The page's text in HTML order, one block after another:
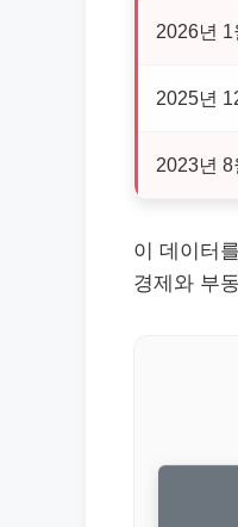
2026년 1
2025년
2023년 8
이 데이터
경제와 부